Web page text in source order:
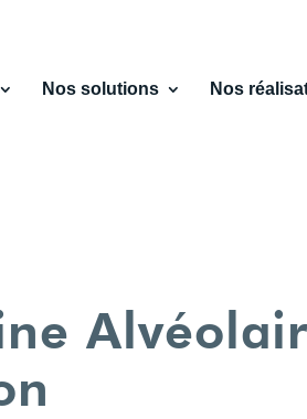
Nos solutions Nos